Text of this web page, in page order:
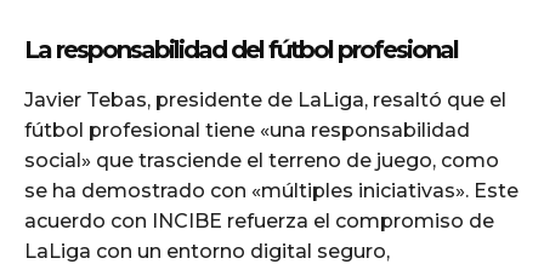
La responsabilidad del fútbol profesional
Javier Tebas, presidente de LaLiga, resaltó que el
fútbol profesional tiene «una responsabilidad
social» que trasciende el terreno de juego, como
se ha demostrado con «múltiples iniciativas». Este
acuerdo con INCIBE refuerza el compromiso de
LaLiga con un entorno digital seguro,